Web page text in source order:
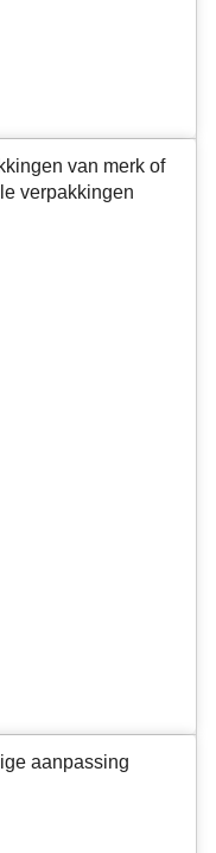
van merk of
verpakkingen
aanpassing